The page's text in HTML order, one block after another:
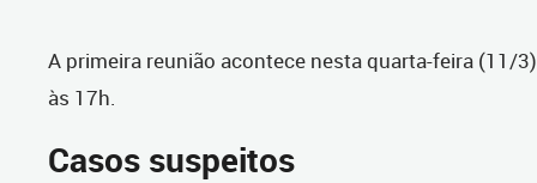
A primeira reunião acontece nesta quarta-feira (11/
às 17h.
Casos suspeitos